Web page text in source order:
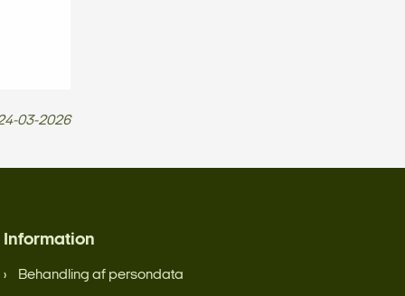
03-2026
Information
Behandling af persondata